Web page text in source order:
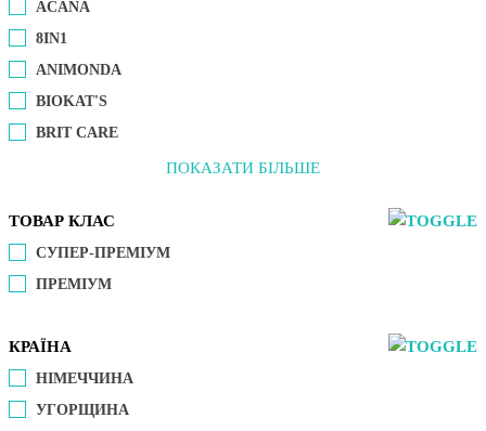
ACANA
8IN1
ANIMONDA
BIOKAT'S
BRIT CARE
ПОКАЗАТИ БІЛЬШЕ
ТОВАР КЛАС
СУПЕР-ПРЕМІУМ
ПРЕМІУМ
КРАЇНА
НІМЕЧЧИНА
УГОРЩИНА